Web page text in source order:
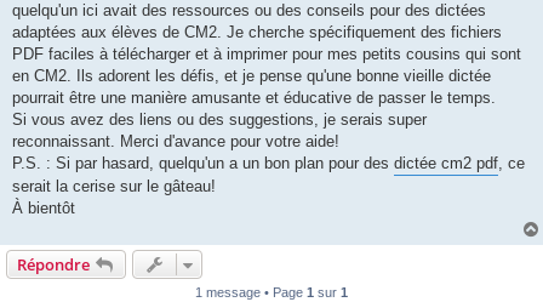
quelqu'un ici avait des ressources ou des conseils pour des dictées
adaptées aux élèves de CM2. Je cherche spécifiquement des fichiers
PDF faciles à télécharger et à imprimer pour mes petits cousins qui sont
en CM2. Ils adorent les défis, et je pense qu'une bonne vieille dictée
pourrait être une manière amusante et éducative de passer le temps.
Si vous avez des liens ou des suggestions, je serais super
reconnaissant. Merci d'avance pour votre aide!
P.S. : Si par hasard, quelqu'un a un bon plan pour des dictée cm2 pdf, ce
serait la cerise sur le gâteau!
À bientôt
Répondre
1 message • Page 1 sur 1